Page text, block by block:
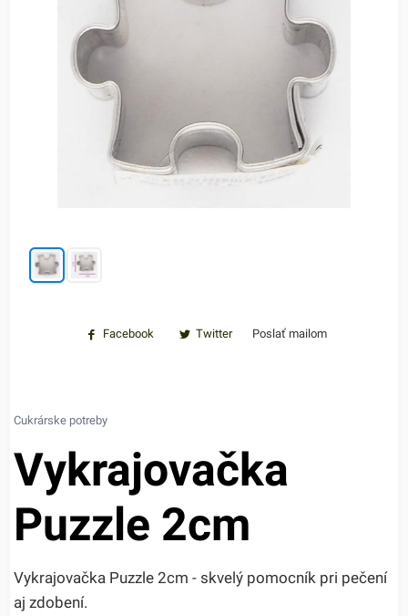
Facebook Twitter Poslať mailom
Cukrárske potreby
Vykrajovačka
Puzzle 2cm
Vykrajovačka Puzzle 2cm - skvelý pomocník pri pečení
aj zdobení.